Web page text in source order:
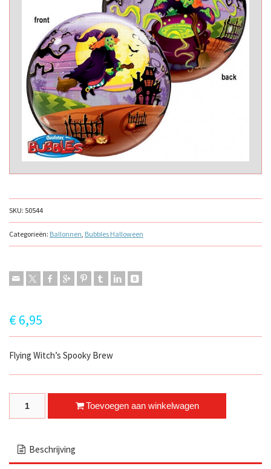
SKU: 50544
Categorieën: Ballonnen, Bubbles Halloween
€6,95
Flying Witch’s Spooky Brew
Flying Witch's Spooky Brew quantity
Toevoegen aan winkelwagen
Beschrijving